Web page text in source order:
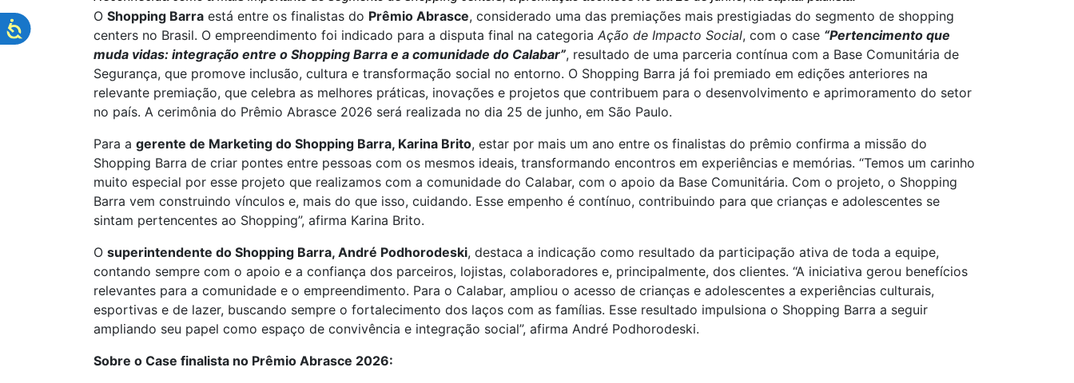
O Shopping Barra está entre os finalistas do Prêmio Abrasce, considerado uma das premiações mais prestigiadas do segmento de shopping
centers no Brasil. O empreendimento foi indicado para a disputa final na categoria Ação de Impacto Social, com o case “Pertencimento que
muda vidas: integração entre o Shopping Barra e a comunidade do Calabar”, resultado de uma parceria contínua com a Base Comunitária de
Segurança, que promove inclusão, cultura e transformação social no entorno. O Shopping Barra já foi premiado em edições anteriores na
relevante premiação, que celebra as melhores práticas, inovações e projetos que contribuem para o desenvolvimento e aprimoramento do setor
no país. A cerimônia do Prêmio Abrasce 2026 será realizada no dia 25 de junho, em São Paulo.
Para a gerente de Marketing do Shopping Barra, Karina Brito, estar por mais um ano entre os finalistas do prêmio confirma a missão do
Shopping Barra de criar pontes entre pessoas com os mesmos ideais, transformando encontros em experiências e memórias. “Temos um carinho
muito especial por esse projeto que realizamos com a comunidade do Calabar, com o apoio da Base Comunitária. Com o projeto, o Shopping
Barra vem construindo vínculos e, mais do que isso, cuidando. Esse empenho é contínuo, contribuindo para que crianças e adolescentes se
sintam pertencentes ao Shopping”, afirma Karina Brito.
O superintendente do Shopping Barra, André Podhorodeski, destaca a indicação como resultado da participação ativa de toda a equipe,
contando sempre com o apoio e a confiança dos parceiros, lojistas, colaboradores e, principalmente, dos clientes. “A iniciativa gerou benefícios
relevantes para a comunidade e o empreendimento. Para o Calabar, ampliou o acesso de crianças e adolescentes a experiências culturais,
esportivas e de lazer, buscando sempre o fortalecimento dos laços com as famílias. Esse resultado impulsiona o Shopping Barra a seguir
ampliando seu papel como espaço de convivência e integração social”, afirma André Podhorodeski.
Sobre o Case finalista no Prêmio Abrasce 2026: